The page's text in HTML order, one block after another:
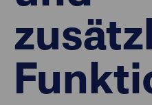
Geschäftserfolg
Ansprechpartner